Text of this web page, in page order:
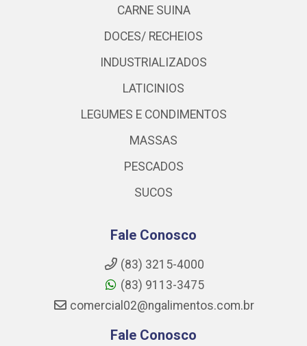
CARNE SUINA
DOCES/ RECHEIOS
INDUSTRIALIZADOS
LATICINIOS
LEGUMES E CONDIMENTOS
MASSAS
PESCADOS
SUCOS
Fale Conosco
(83) 3215-4000
(83) 9113-3475
comercial02@ngalimentos.com.br
Fale Conosco